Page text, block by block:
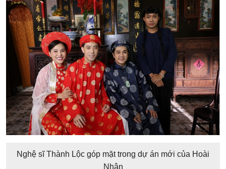
Nghệ sĩ Thành Lộc góp mặt trong dự án mới của Hoài
Nhân